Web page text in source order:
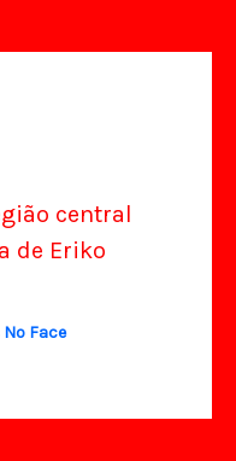
central
de Eriko
Face